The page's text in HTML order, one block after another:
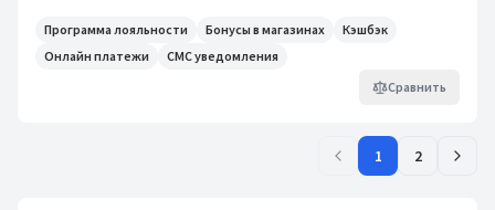
Программа лояльности Бонусы в магазинах
Кэшбэк
Онлайн платежи
СМС уведомления
Сравнить
1 2